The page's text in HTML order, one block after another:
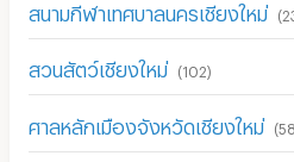
สนามกีฬาเทศบาลนครเชียงใหม่ (
สวนสัตว์เชียงใหม่ (102)
ศาลหลักเมืองจังหวัดเชียงใหม่ (